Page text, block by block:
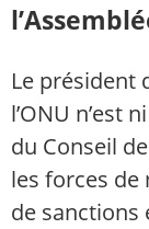
Le président
l’ONU n’est
du Conseil
les forces de
de sanctions